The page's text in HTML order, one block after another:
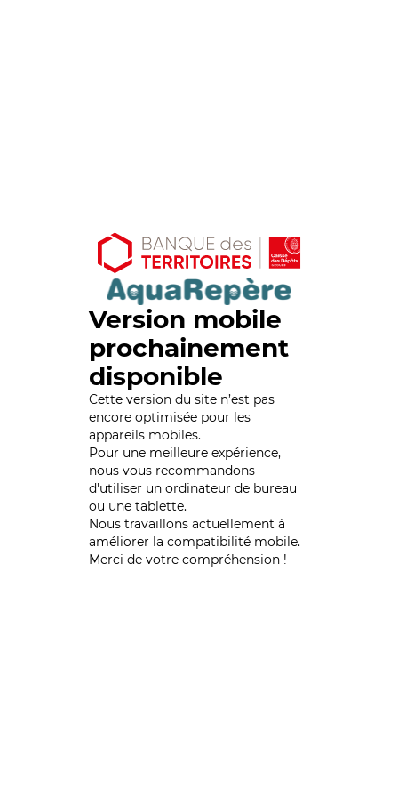
Version mobile
prochainement
disponible
Cette version du site n’est pas
encore optimisée pour les
appareils mobiles.
Pour une meilleure expérience,
nous vous recommandons
d'utiliser un ordinateur de bureau
ou une tablette.
Nous travaillons actuellement à
améliorer la compatibilité mobile.
Merci de votre compréhension !